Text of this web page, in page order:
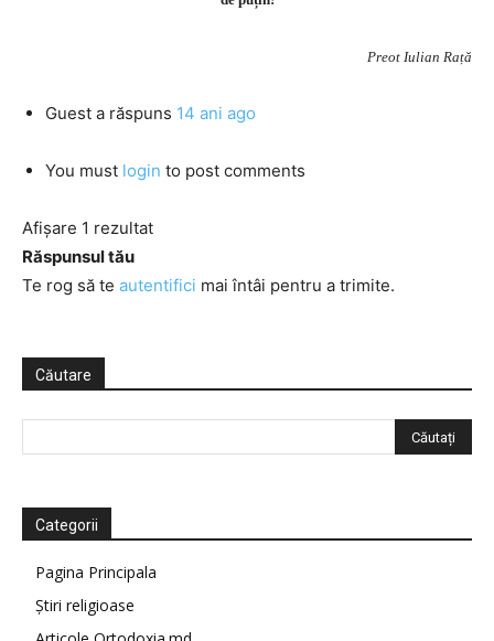
Preot Iulian Rață
Guest a răspuns 14 ani ago
You must login to post comments
Afișare 1 rezultat
Răspunsul tău
Te rog să te autentifici mai întâi pentru a trimite.
Căutare
Categorii
Pagina Principala
Știri religioase